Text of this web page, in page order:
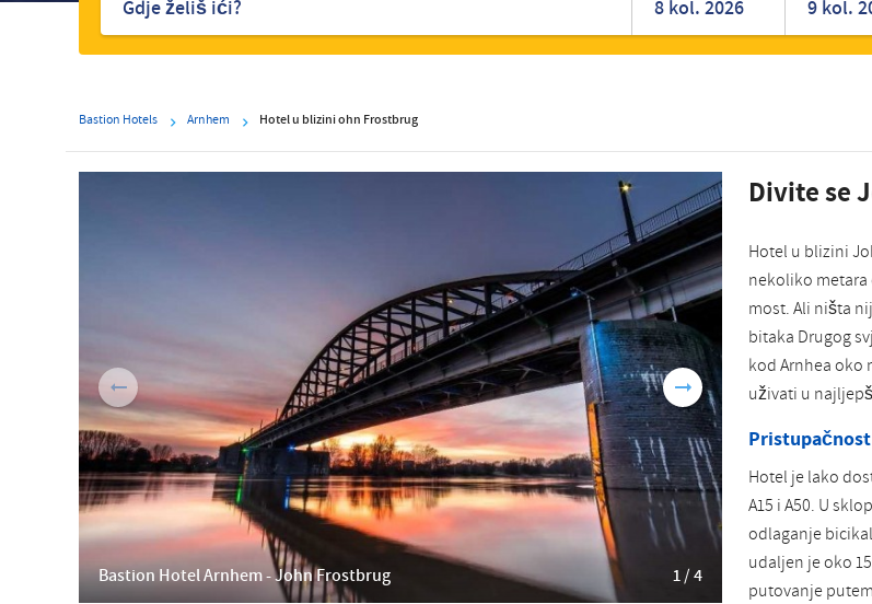
Bastion Hotels Arnhem Hotel u blizini ohn Frostbrug
Divite se
Hotel u blizini
nekoliko metara
most. Ali ništa
bitaka Drugog
kod Arnhea oko
uživati u
Hotel je lako
A15 i A50. U
odlaganje
udaljen je oko
putovanje putem
Bastion Hotel Arnhem - John Frostbrug 1 / 4